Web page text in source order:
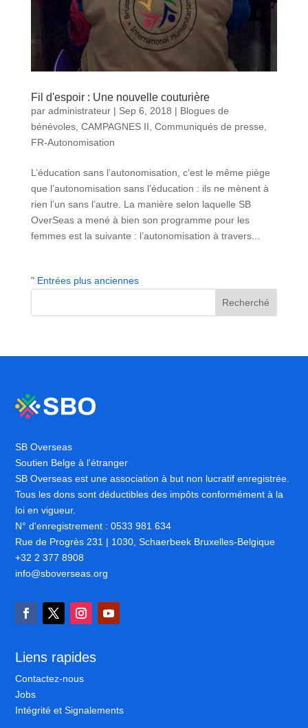
Fil d'espoir : Une nouvelle couturière
par administrateur| Sep 6, 2018 | Blogues de
bénévoles, CAMPAGNES II Communiqués de presse
FR-Autonomisation
L’éducation sans l’autonomisation, c’est le même piège
que l’autonomisation sans l’éducation : ils ne mènent à
rien l’un sans l’autre. La manière selon laquelle SB
OverSeas a mené à bien son programme pour les
femmes est la suivante : l’autonomisation à travers...
" Entrées plus anciennes
Recherché
SB Overseas
Soutien Belge à l'étranger
SB Overseas est une association à but non lucratif enregistrée.
Tous les dons sont déductibles des impôts conformément à la
loi en vigueur.
N° d'enregistrement : 0533 981 634
Rue de Progrès 231 | 1030, Schaerbeek Bruxelles-Belgique
+32 2 377 8908
info@sboverseas.org
Liens rapides
Contactez-nous
Jobs
Intégrité et Signalements